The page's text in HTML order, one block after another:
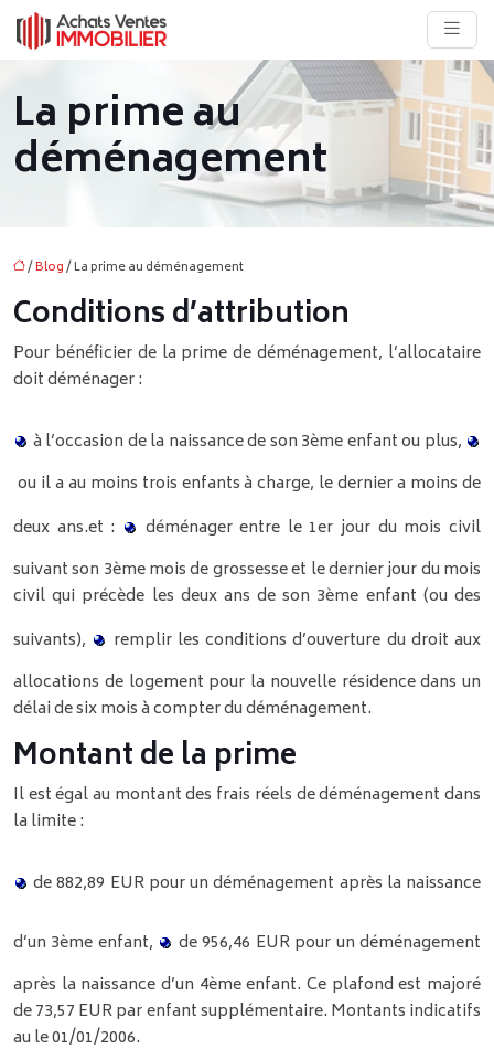
La prime au
déménagement
/Blog/ La prime au déménagement
Conditions d’attribution
Pour bénéficier de la prime de déménagement, l’allocataire
doit déménager :
à l’occasion de la naissance de son 3ème enfant ou plus,
ou il a au moins trois enfants à charge, le dernier a moins de
deux ans.et :
déménager entre le 1er jour du mois civil
suivant son 3ème mois de grossesse et le dernier jour du mois
civil qui précède les deux ans de son 3ème enfant (ou des
suivants),
remplir les conditions d’ouverture du droit aux
allocations de logement pour la nouvelle résidence dans un
délai de six mois à compter du déménagement.
Montant de la prime
Il est égal au montant des frais réels de déménagement dans
la limite :
de 882,89 EUR pour un déménagement après la naissance
d’un 3ème enfant,
de 956,46 EUR pour un déménagement
après la naissance d’un 4ème enfant. Ce plafond est majoré
de 73,57 EUR par enfant supplémentaire. Montants indicatifs
au le 01/01/2006.